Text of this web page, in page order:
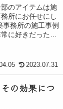
のアイテムは施
所にお任せにし
務所の施工事例
に好きだったた
2023.07.31
の効果につ